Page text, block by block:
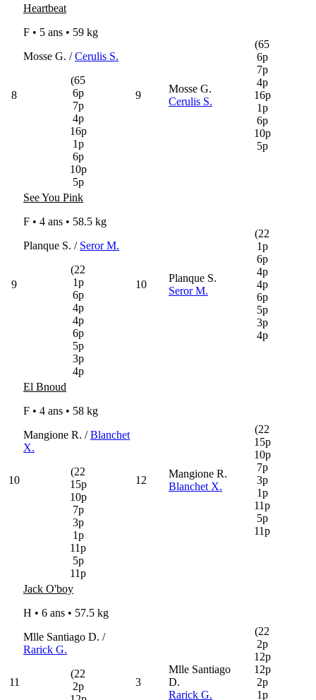
8
Heartbeat
F • 5 ans • 59 kg
Mosse G. /Cerulis S.
(65
6p
7p
4p
16p
1p
6p
10p
5p
9
Mosse G.
Cerulis S.
(65
6p
7p
4p
16p
1p
6p
10p
5p
9
See You Pink
F • 4 ans • 58.5 kg
Planque S. / Seror M.
(22
1p
6p
4p
4p
6p
5p
3p
4p
10
Planque S.
Seror M.
(22
1p
6p
4p
4p
6p
5p
3p
4p
10
El Bnoud
F • 4 ans • 58 kg
Mangione R. /Blanchet
X.
(22
15p
10p
7p
3p
1p
11p
5p
11p
12
Mangione R.
Blanchet X.
(22
15p
10p
7p
3p
1p
11p
5p
11p
11
Jack O'boy
H • 6 ans • 57.5 kg
Mlle Santiago D. /
Rarick G.
(22
2p
3
Mlle Santiago
D.
Rarick G.
(22
2p
12p
12p
2p
1p